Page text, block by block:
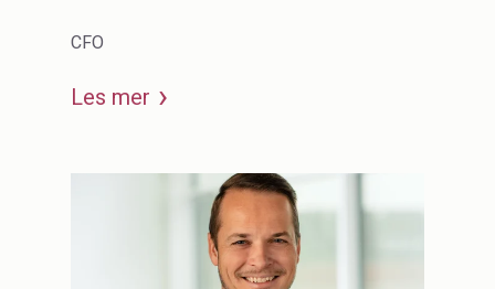
Water Treatment
CFO
Les mer